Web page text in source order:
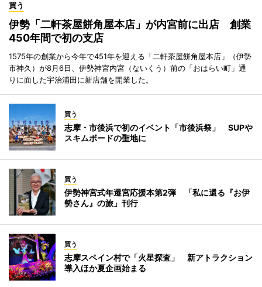
買う
伊勢「二軒茶屋餅角屋本店」が内宮前に出店 創業
450年間で初の支店
1575年の創業から今年で451年を迎える「二軒茶屋餅角屋本店」（伊勢
市神久）が8月6日、伊勢神宮内宮（ないくう）前の「おはらい町」通
りに面した宇治浦田に新店舗を開業した。
買う
志摩・市後浜で初のイベント「市後浜祭」 SUPや
スキムボードの聖地に
買う
伊勢神宮式年遷宮応援本第2弾 「私に還る『お伊
勢さん』の旅」刊行
買う
志摩スペイン村で「火星探査」 新アトラクション
導入ほか夏企画始まる